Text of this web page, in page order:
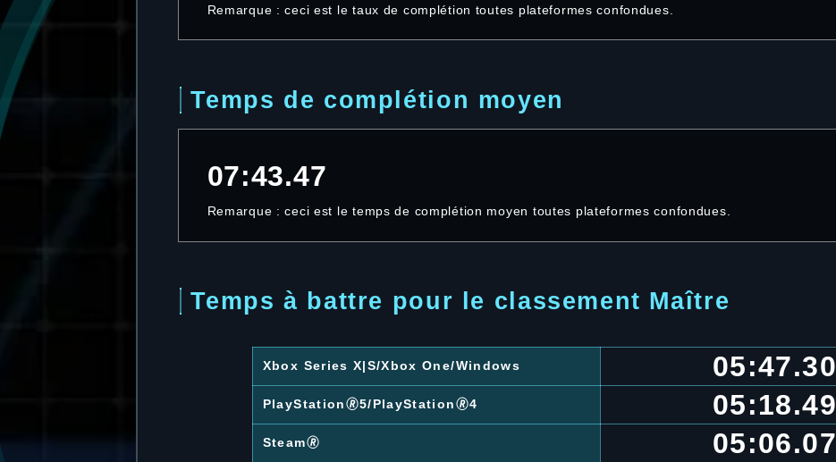
Remarque : ceci est le taux de complétion toutes plateformes confondues.
Temps de complétion moyen
07:43.47
Remarque : ceci est le temps de complétion moyen toutes plateformes confondues.
Temps à battre pour le classement Maître
Xbox Series X|S/Xbox One/Windows 05:47.30
PlayStation🄬5/PlayStation🄬4 05:18.49
Steam🄬 05:06.07